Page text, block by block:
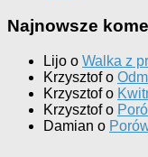
Najnowsze
Lijo o Walka z
Krzysztofo
Krzysztofo
Krzysztofo
Damian o